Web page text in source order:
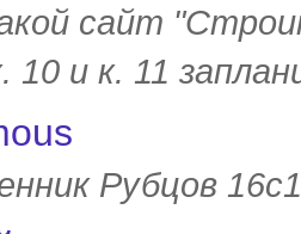
сайт
10 и к. 11
Рубцов